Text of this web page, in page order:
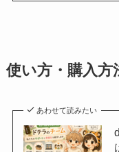
使い方・購入
あわせて読みたい